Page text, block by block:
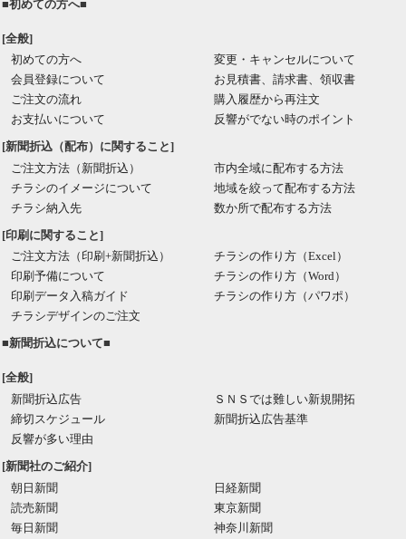
■初めての方へ■
[全般]
初めての方へ
会員登録について
ご注文の流れ
お支払いについて
変更・キャンセルについて
お見積書、請求書、領収書
購入履歴から再注文
反響がでない時のポイント
[新聞折込（配布）に関すること]
ご注文方法（新聞折込）
チラシのイメージについて
チラシ納入先
市内全域に配布する方法
地域を絞って配布する方法
数か所で配布する方法
[印刷に関すること]
ご注文方法（印刷+新聞折込）
印刷予備について
印刷データ入稿ガイド
チラシデザインのご注文
チラシの作り方（Excel）
チラシの作り方（Word）
チラシの作り方（パワポ）
■新聞折込について■
[全般]
新聞折込広告
締切スケジュール
反響が多い理由
ＳＮＳでは難しい新規開拓
新聞折込広告基準
[新聞社のご紹介]
朝日新聞
読売新聞
毎日新聞
日経新聞
東京新聞
神奈川新聞